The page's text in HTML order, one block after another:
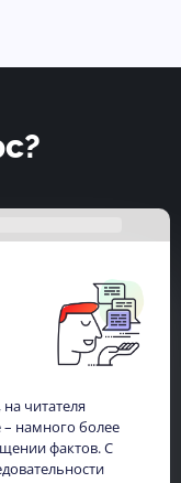
читателя
– намного более
фактов. С